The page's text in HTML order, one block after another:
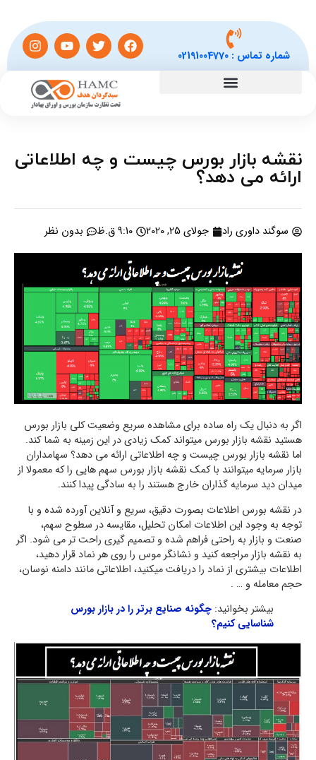
شماره تماس :02191004770
نقشه بازار بورس چیست و چه اطلاعاتی
ارائه می دهد؟
سوگند داوری راد جولای 25, 2020 9:10 ق.ظ بدون نظر
اگر به دنبال یک راه ساده برای مشاهده سریع وضعیت کلی بازار بورس
هستید نقشه بازار بورس میتواند کمک زیادی در این زمینه به شما کند.
اما نقشه بازار بورس چیست و چه اطلاعاتی ارائه می دهد؟ سهامداران
بازار سرمایه میتوانند با کمک نقشه بازار بورس سهم هایی را که معمولا از
میدان دید سرمایه گذاران خارج هستند را به سادگی پیدا کنند.
در نقشه بورس اطلاعات بصورت دقیق، سریع و آنلاین آورده شده و با
توجه به وجود این اطلاعات امکان تحلیل، مقایسه در سطوح سهم،
صنعت و بازار به راحتی فراهم شده و تصمیم گیری راحت تر می شود. اگر
به نقشه بازار مراجعه کنید و نشانگر موس را روی هر نماد قرار دهید،
اطلاعات بیشتری از نماد را دریافت میکنید، اطلاعاتی مانند دامنه نوسان،
حجم معامله و … .
بیشتر بخوانید: چگونه صنایع برتر را در بازار بورس
شناسایی کنیم؟